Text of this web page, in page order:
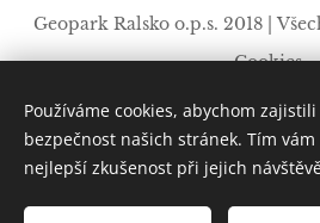
Geopark Ralsko o.p.s. 2018 |
Cookies
Jazyky
Čeština
Deutsch
Používáme cookies, abychom
bezpečnost našich stránek. Tím
nejlepší zkušenost při jejich